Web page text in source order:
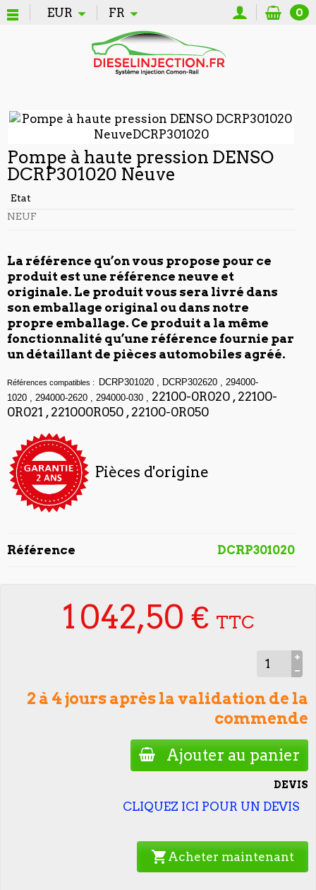
EUR FR 0
Pompe à haute pression DENSO
DCRP301020 Neuve
Etat
NEUF
La référence qu’on vous propose pour ce
produit est une référence neuve et
originale. Le produit vous sera livré dans
son emballage original ou dans notre
propre emballage. Ce produit a la même
fonctionnalité qu’une référence fournie par
un détaillant de pièces automobiles agréé.
Références compatibles :
DCRP301020 , DCRP302620 , 294000-
1020 , 294000-2620 , 294000-030 , 22100-0R020 , 22100-
0R021 , 221000R050 , 22100-0R050
Pièces d'origine
Référence DCRP301020
1 042,50 € TTC
2 à 4 jours après la validation de la
commende
Ajouter au panier
DEVIS
CLIQUEZ ICI POUR UN DEVIS
shopping_cart Acheter maintenant